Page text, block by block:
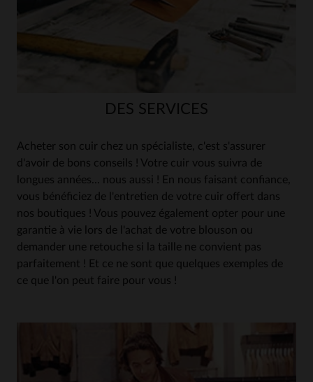
DES SERVICES
Acheter son cuir chez un spécialiste, c'est s'assurer
d'avoir de bons conseils ! Votre cuir vous suivra de
longues années... nous aussi ! En nous faisant confiance,
vous bénéficiez de l'entretien de votre cuir offert dans
nos boutiques ! Vous pouvez également opter pour une
garantie à vie lors de l'achat de votre blouson ou
demander une retouche si la taille ne convient pas
parfaitement ! Et ce ne sont que quelques exemples de
ce que l'on peut faire pour vous !